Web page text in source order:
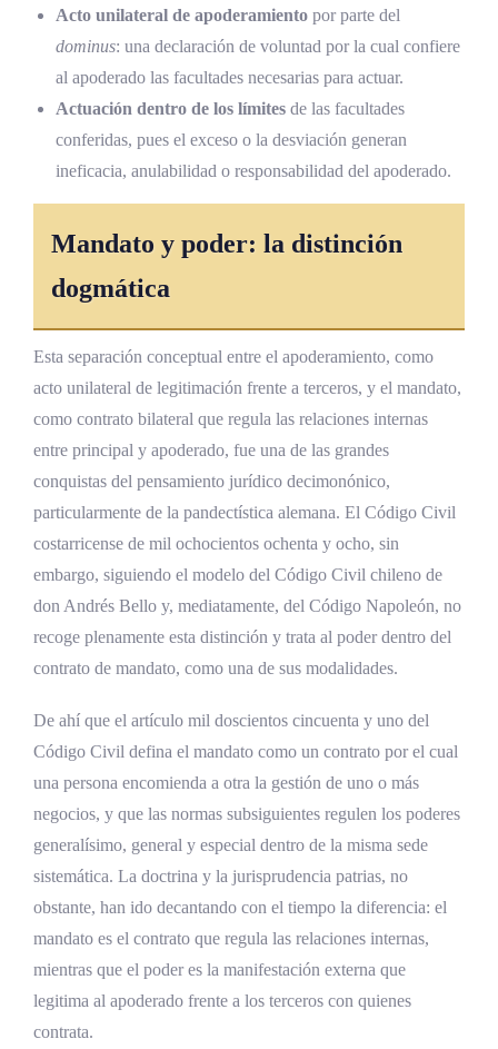
Acto unilateral de apoderamiento por parte del
dominus: una declaración de voluntad por la cual confiere
al apoderado las facultades necesarias para actuar.
Actuación dentro de los límites de las facultades
conferidas, pues el exceso o la desviación generan
ineficacia, anulabilidad o responsabilidad del apoderado.
Mandato y poder: la distinción
dogmática
Esta separación conceptual entre el apoderamiento, como
acto unilateral de legitimación frente a terceros, y el mandato,
como contrato bilateral que regula las relaciones internas
entre principal y apoderado, fue una de las grandes
conquistas del pensamiento jurídico decimonónico,
particularmente de la pandectística alemana. El Código Civil
costarricense de mil ochocientos ochenta y ocho, sin
embargo, siguiendo el modelo del Código Civil chileno de
don Andrés Bello y, mediatamente, del Código Napoleón, no
recoge plenamente esta distinción y trata al poder dentro del
contrato de mandato, como una de sus modalidades.
De ahí que el artículo mil doscientos cincuenta y uno del
Código Civil defina el mandato como un contrato por el cual
una persona encomienda a otra la gestión de uno o más
negocios, y que las normas subsiguientes regulen los poderes
generalísimo, general y especial dentro de la misma sede
sistemática. La doctrina y la jurisprudencia patrias, no
obstante, han ido decantando con el tiempo la diferencia: el
mandato es el contrato que regula las relaciones internas,
mientras que el poder es la manifestación externa que
legitima al apoderado frente a los terceros con quienes
contrata.